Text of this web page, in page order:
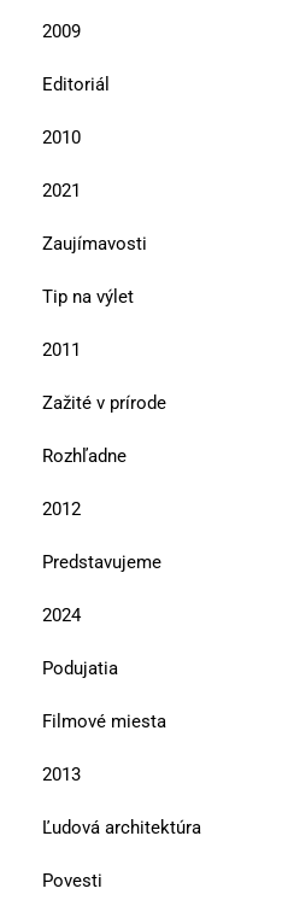
2009
Editoriál
2010
2021
Zaujímavosti
Tip na výlet
2011
Zažité v prírode
Rozhľadne
2012
Predstavujeme
2024
Podujatia
Filmové miesta
2013
Ľudová architektúra
Povesti